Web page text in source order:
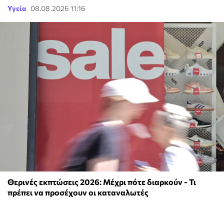
Υγεία 08.08.2026 11:16
Θερινές εκπτώσεις 2026: Μέχρι πότε διαρκούν - Τι
πρέπει να προσέχουν οι καταναλωτές